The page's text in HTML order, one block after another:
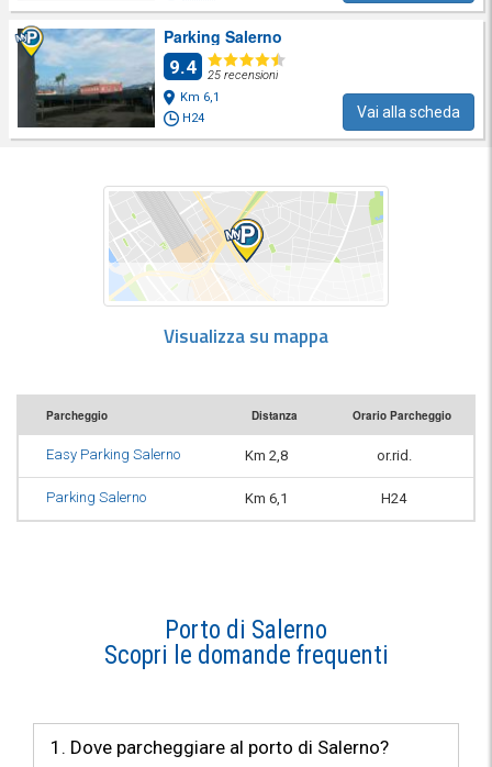
Parking Salerno
9.4
25 recensioni
Km 6,1
H24
Vai alla scheda
Visualizza su mappa
Parcheggio Distanza Orario Parcheggio
Easy Parking Salerno Km 2,8 or.rid.
Parking Salerno Km 6,1 H24
Porto di Salerno
Scopri le domande frequenti
1. Dove parcheggiare al porto di Salerno?